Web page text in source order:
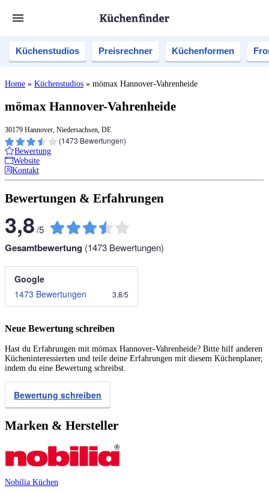
Küchenstudios Preisrechner Küchenformen
Home » Küchenstudios » mömax Hannover-Vahrenheide
mömax Hannover-Vahrenheide
30179 Hannover, Niedersachsen, DE
(1473 Bewertungen)
Bewertung
Website
Kontakt
Bewertungen & Erfahrungen
3,8/5
Gesamtbewertung (1473 Bewertungen)
Google
1473 Bewertungen
3,8/5
Neue Bewertung schreiben
Hast du Erfahrungen mit mömax Hannover-Vahrenheide? Bitte hilf anderen
Kücheninteressierten und teile deine Erfahrungen mit diesem Küchenplaner,
indem du eine Bewertung schreibst.
Bewertung schreiben
Marken & Hersteller
Nobilia Küchen